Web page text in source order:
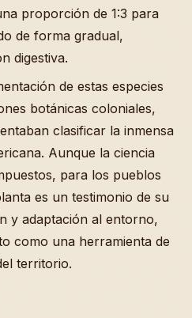
proporción de 1:3 para
de forma gradual,
digestiva.
de estas especies
botánicas coloniales,
clasificar la inmensa
Aunque la ciencia
para los pueblos
es un testimonio de su
y adaptación al entorno,
como una herramienta de
territorio.